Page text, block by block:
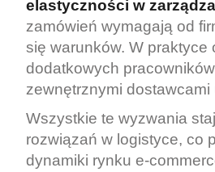
elastyczności w
zamówień wymagają od
się warunków. W
dodatkowych
zewnętrznymi dostawcami
Wszystkie te wyzwania
rozwiązań w logistyce, co
dynamiki rynku e-